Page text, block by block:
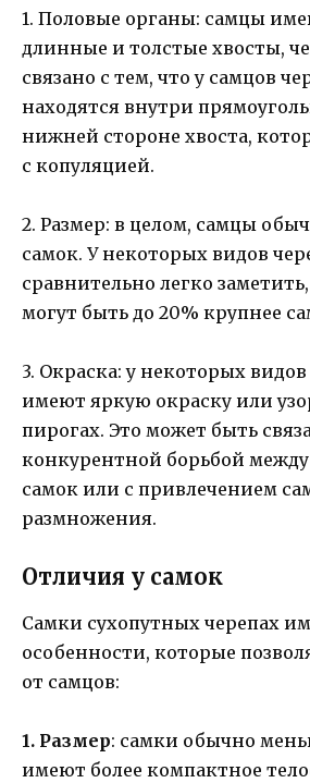
1. Половые органы: самцы
длинные и толстые хвосты,
связано с тем, что у самцов
находятся внутри
нижней стороне хвоста,
с копуляцией.
2. Размер: в целом, самцы
самок. У некоторых видов
сравнительно легко
могут быть до 20% крупнее
3. Окраска: у некоторых
имеют яркую окраску или
пирогах. Это может быть
конкурентной борьбой
самок или с привлечением
размножения.
Отличия у самок
Самки сухопутных черепах
особенности, которые
от самцов:
1. Размер: самки обычно
имеют более компактное